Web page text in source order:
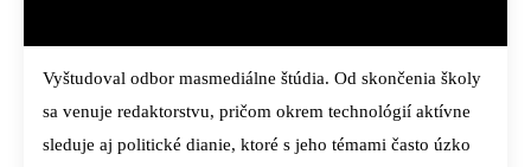
Vyštudoval odbor masmediálne štúdia. Od skončenia školy
sa venuje redaktorstvu, pričom okrem technológií aktívne
sleduje aj politické dianie, ktoré s jeho témami často úzko